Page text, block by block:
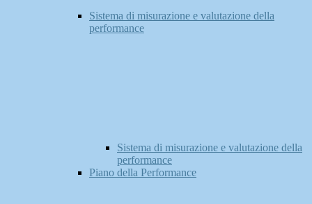
Sistema di misurazione e valutazione della
performance
Sistema di misurazione e valutazione della
performance
Piano della Performance